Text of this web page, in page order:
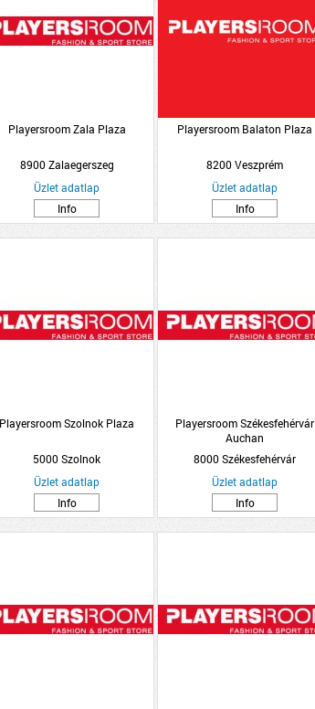
Playersroom Zala Plaza
8900 Zalaegerszeg
Üzlet adatlap
Info
Playersroom Balaton Plaza
8200 Veszprém
Üzlet adatlap
Info
Playersroom Szolnok Plaza
5000 Szolnok
Üzlet adatlap
Info
Playersroom Székesfehérvár
Auchan
8000 Székesfehérvár
Üzlet adatlap
Info